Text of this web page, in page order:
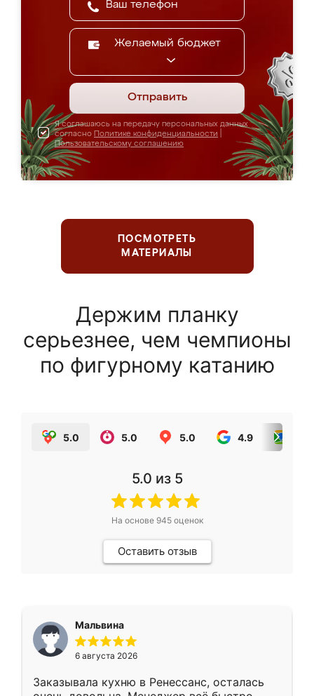
Желаемый бюджет
Отправить
Я соглашаюсь на передачу персональных данных
согласно Политике конфиденциальности
Пользовательскому соглашению
ПОСМОТРЕТЬ
МАТЕРИАЛЫ
Держим планку
серьезнее, чем чемпионы
по фигурному катанию
5.0 5.0 5.0 4.9
5.0 из 5
На основе 945оценок
Оставить отзыв
Мальвина
6 августа 2026
Заказывала кухню в Ренессанс, осталась